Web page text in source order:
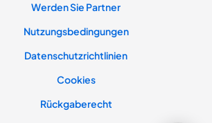
Werden Sie Partner
Nutzungsbedingungen
Datenschutzrichtlinien
Cookies
Rückgaberecht